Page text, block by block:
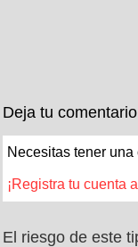
Deja tu comentario
Necesitas tener
¡Registra tu cuenta
El riesgo de este